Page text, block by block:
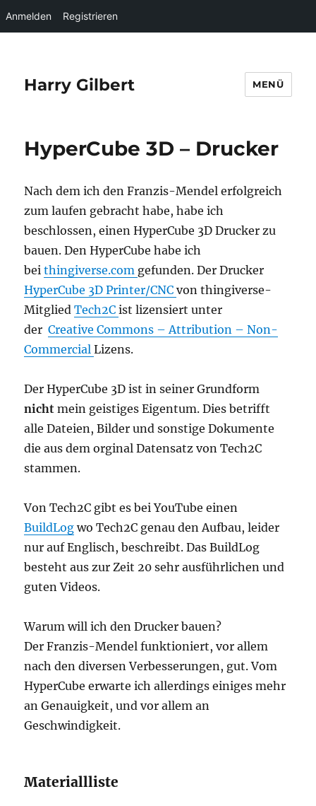
Anmelden Registrieren
Harry Gilbert MENÜ
HyperCube 3D – Drucker
Nach dem ich den Franzis-Mendel erfolgreich
zum laufen gebracht habe, habe ich
beschlossen, einen HyperCube 3D Drucker zu
bauen. Den HyperCube habe ich
beithingiverse.com gefunden. Der Drucker
HyperCube 3D Printer/CNCvon thingiverse-
MitgliedTech2Cist lizensiert unter
derCreative Commons – Attribution – Non-
CommercialLizens.
Der HyperCube 3D ist in seiner Grundform
nicht mein geistiges Eigentum. Dies betrifft
alle Dateien, Bilder und sonstige Dokumente
die aus dem orginal Datensatz von Tech2C
stammen.
Von Tech2C gibt es bei YouTube einen
BuildLog wo Tech2C genau den Aufbau, leider
nur auf Englisch, beschreibt. Das BuildLog
besteht aus zur Zeit 20 sehr ausführlichen und
guten Videos.
Warum will ich den Drucker bauen?
Der Franzis-Mendel funktioniert, vor allem
nach den diversen Verbesserungen, gut. Vom
HyperCube erwarte ich allerdings einiges mehr
an Genauigkeit, und vor allem an
Geschwindigkeit.
Materiallliste